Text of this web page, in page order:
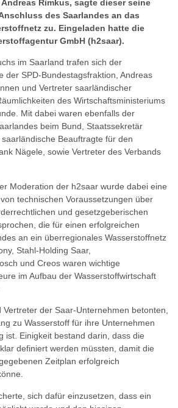
Rimkus, sagte dieser seine
des Saarlandes an das
zu. Eingeladen hatte die
GmbH (h2saar).
im Saarland trafen sich der
der SPD-Bundestagsfraktion, Andreas
und Vertreter saarländischer
des Wirtschaftsministeriums
Mit dabei waren ebenfalls der
beim Bund, Staatssekretär
Beauftragte für den
Nägele, sowie Vertreter des Verbands
Moderation der h2saar wurde dabei eine
technischen Voraussetzungen über
und gesetzgeberischen
die für einen erfolgreichen
an ein überregionales Wasserstoffnetz
Stahl-Holding Saar,
und Creos waren wichtige
im Aufbau der Wasserstoffwirtschaft
der Saar-Unternehmen betonten,
zu Wasserstoff für ihre Unternehmen
ist. Einigkeit bestand darin, dass die
definiert werden müssten, damit die
Zeitplan erfolgreich
sich dafür einzusetzen, dass ein